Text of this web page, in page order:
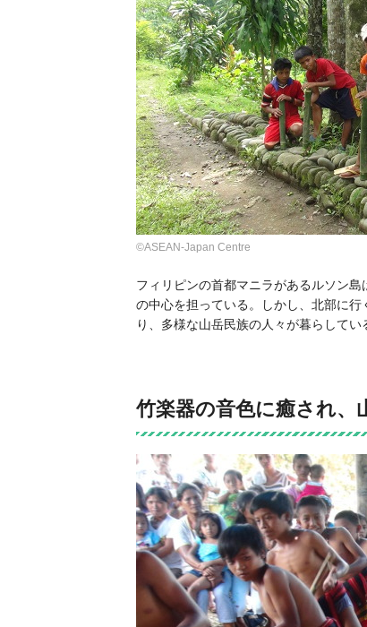
©ASEAN-Japan Centre
フィリピンの首都マニラがあるルソン
の中心を担っている。しかし、北部に
り、多様な山岳民族の人々が暮らして
竹楽器の音色に癒され、